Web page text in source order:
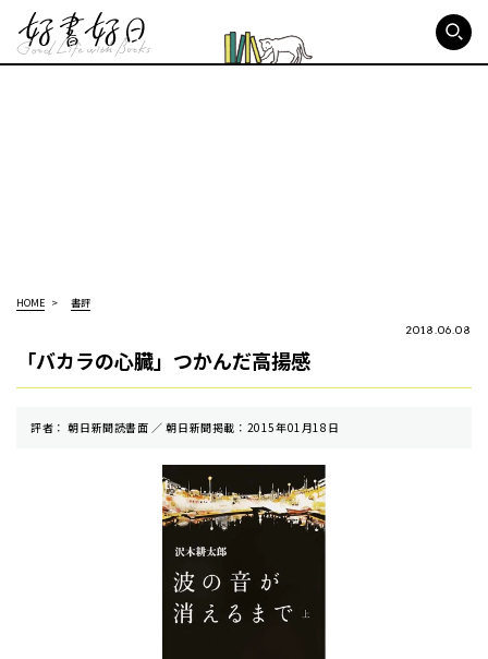
HOME 書評
2018.06.08
「バカラの心臓」つかんだ高揚感
評者： 朝日新聞読書面 ／ 朝⽇新聞掲載：2015年01月18日